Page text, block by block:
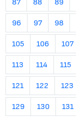
87 88 89
96 97 98
105 106 107
113 114 115
121 122 123
129 130 131